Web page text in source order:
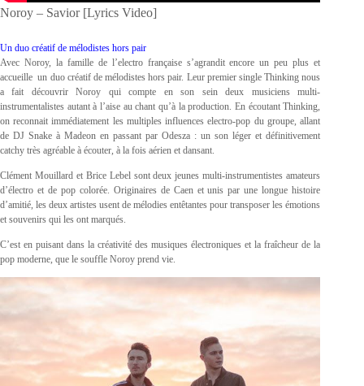
Noroy – Savior [Lyrics Video]
Un duo créatif de mélodistes hors pair
Avec Noroy, la famille de l’electro française s’agrandit encore un peu plus et
accueille un duo créatif de mélodistes hors pair. Leur premier single Thinking nous
a fait découvrir Noroy qui compte en son sein deux musiciens multi-
instrumentalistes autant à l’aise au chant qu’à la production. En écoutant Thinking,
on reconnait immédiatement les multiples influences electro-pop du groupe, allant
de DJ Snake à Madeon en passant par Odesza : un son léger et définitivement
catchy très agréable à écouter, à la fois aérien et dansant.
Clément Mouillard et Brice Lebel sont deux jeunes multi-instrumentistes amateurs
d’électro et de pop colorée. Originaires de Caen et unis par une longue histoire
d’amitié, les deux artistes usent de mélodies entêtantes pour transposer les émotions
et souvenirs qui les ont marqués.
C’est en puisant dans la créativité des musiques électroniques et la fraîcheur de la
pop moderne, que le souffle Noroy prend vie.